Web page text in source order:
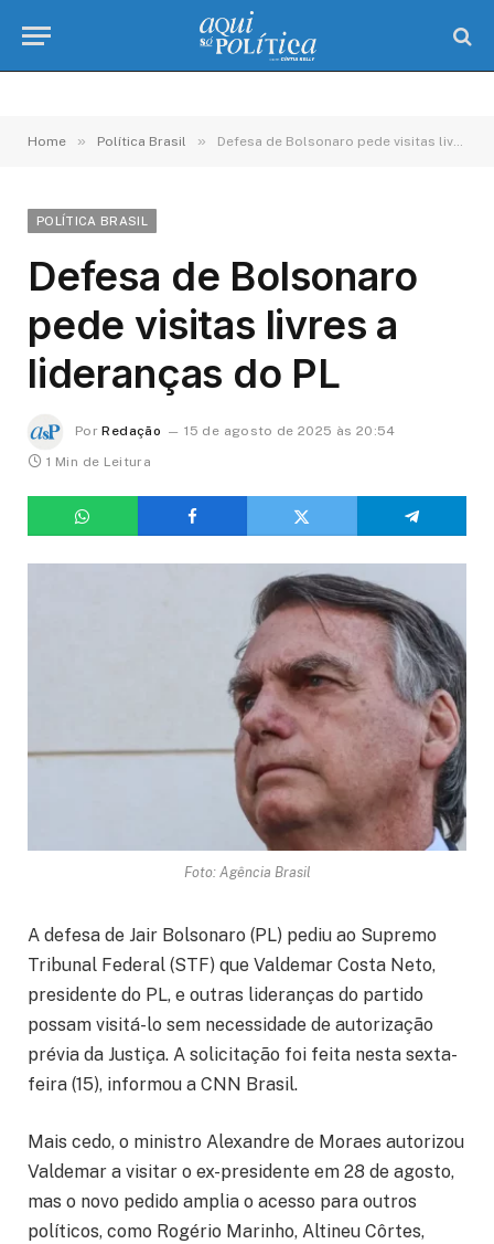
Home » Política Brasil » Defesa de Bolsonaro pede visitas livres a lideranças do PL
POLÍTICA BRASIL
Defesa de Bolsonaro
pede visitas livres a
lideranças do PL
Por Redação
15 de agosto de 2025 às 20:54
1 Min de Leitura
Foto: Agência Brasil
A defesa de Jair Bolsonaro (PL) pediu ao Supremo
Tribunal Federal (STF) que Valdemar Costa Neto,
presidente do PL, e outras lideranças do partido
possam visitá-lo sem necessidade de autorização
prévia da Justiça. A solicitação foi feita nesta sexta-
feira (15), informou a CNN Brasil.
Mais cedo, o ministro Alexandre de Moraes autorizou
Valdemar a visitar o ex-presidente em 28 de agosto,
mas o novo pedido amplia o acesso para outros
políticos, como Rogério Marinho, Altineu Côrtes,